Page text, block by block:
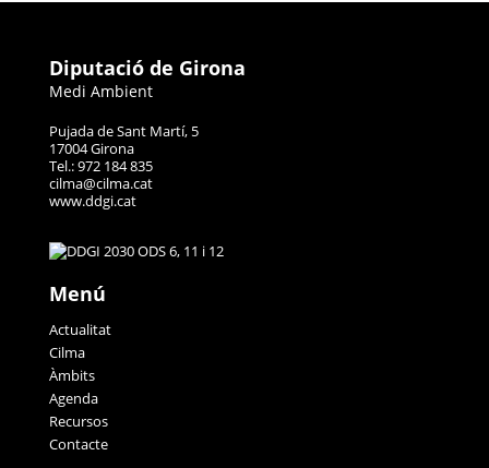
Diputació de Girona
Medi Ambient
Pujada de Sant Martí, 5
17004 Girona
Tel.: 972 184 835
cilma@cilma.cat
www.ddgi.cat
Menú
Actualitat
Cilma
Àmbits
Agenda
Recursos
Contacte